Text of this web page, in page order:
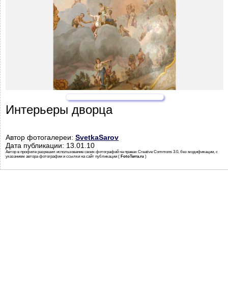
Интерьеры дворца
Автор фотогалереи: SvetkaSarov
Дата публикации: 13.01.10
Автор в профиле разрешил использование своих фотографий на правах Creative Commons 3.0, без модификации, с
указанием автора фотографии и ссылки на сайт публикации ( FotoTerra.ru )